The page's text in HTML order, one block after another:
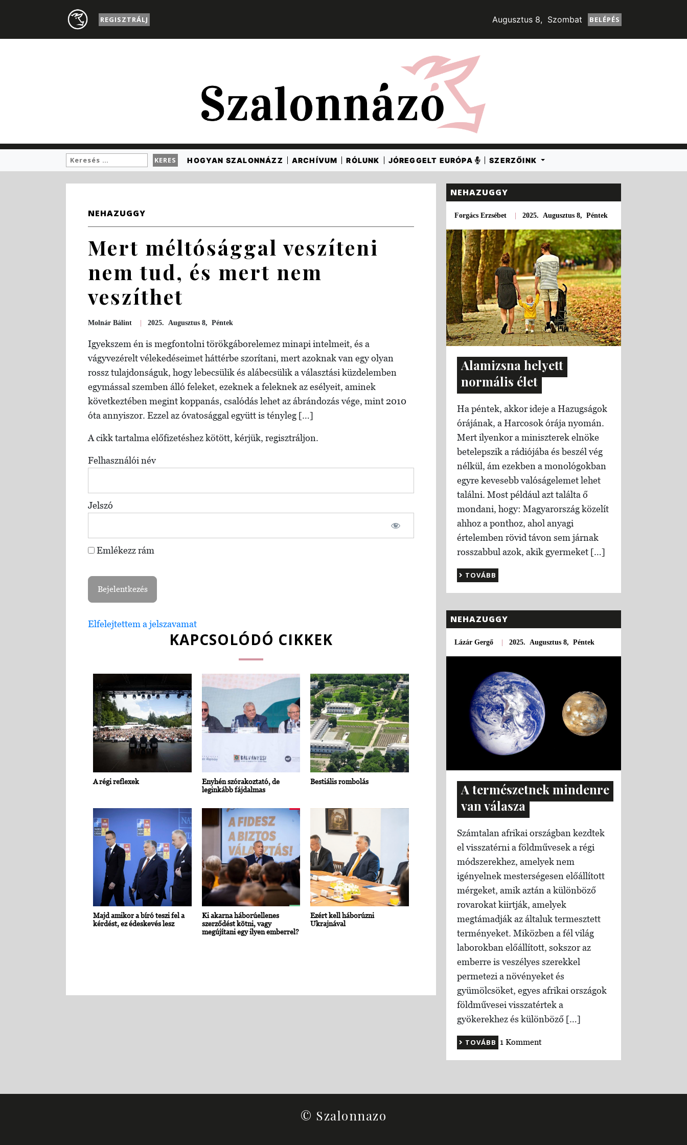
REGISZTRÁLJ Augusztus 8, Szombat BELÉPÉS
HOGYAN SZALONNÁZZ ARCHÍVUM RÓLUNK JÓREGGELT EURÓPA SZERZŐINK
NEHAZUGGY
Mert méltósággal veszíteni
nem tud, és mert nem
veszíthet
Molnár Bálint |2025. Augusztus 8, Péntek
Igyekszem én is megfontolni törökgáborelemez minapi intelmeit, és a
vágyvezérelt vélekedéseimet háttérbe szorítani, mert azoknak van egy olyan
rossz tulajdonságuk, hogy lebecsülik és alábecsülik a választási küzdelemben
egymással szemben álló feleket, ezeknek a feleknek az esélyeit, aminek
következtében megint koppanás, csalódás lehet az ábrándozás vége, mint 2010
óta annyiszor. Ezzel az óvatosággal együtt is tényleg […]
A cikk tartalma előfizetéshez kötött, kérjük, regisztráljon.
Felhasználói név
Jelszó
Emlékezz rám
Elfelejtettem a jelszavamat
KAPCSOLÓDÓ CIKKEK
A régi reflexek
Enyhén szórakoztató, de
leginkább fájdalmas
Bestiális rombolás
Majd amikor a bíró teszi fel a
kérdést, ez édeskevés lesz
Ki akarna háborúellenes
szerződést kötni, vagy
megújítani egy ilyen emberrel?
Ezért kell háborúzni
Ukrajnával
NEHAZUGGY
Forgács Erzsébet |2025. Augusztus 8, Péntek
Alamizsna helyett
normális élet
Ha péntek, akkor ideje a Hazugságok
órájának, a Harcosok órája nyomán.
Mert ilyenkor a miniszterek elnöke
betelepszik a rádiójába és beszél vég
nélkül, ám ezekben a monológokban
egyre kevesebb valóságelemet lehet
találni. Most például azt találta ő
mondani, hogy: Magyarország közelít
ahhoz a ponthoz, ahol anyagi
értelemben rövid távon sem járnak
rosszabbul azok, akik gyermeket […]
TOVÁBB
NEHAZUGGY
Lázár Gergő |2025. Augusztus 8, Péntek
A természetnek mindenre
van válasza
Számtalan afrikai országban kezdtek
el visszatérni a földművesek a régi
módszerekhez, amelyek nem
igényelnek mesterségesen előállított
mérgeket, amik aztán a különböző
rovarokat kiirtják, amelyek
megtámadják az általuk termesztett
terményeket. Miközben a fél világ
laborokban előállított, sokszor az
emberre is veszélyes szerekkel
permetezi a növényeket és
gyümölcsöket, egyes afrikai országok
földművesei visszatértek a
gyökerekhez és különböző […]
TOVÁBB 1 Komment
© Szalonnazo